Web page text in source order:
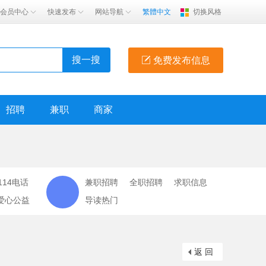
会员中心 快速发布 网站导航 繁體中文 切换风格
免费发布信息
搜一搜
招聘 兼职 商家
电话
心公益
兼职招聘 全职招聘
求职信息
导读热门
返 回